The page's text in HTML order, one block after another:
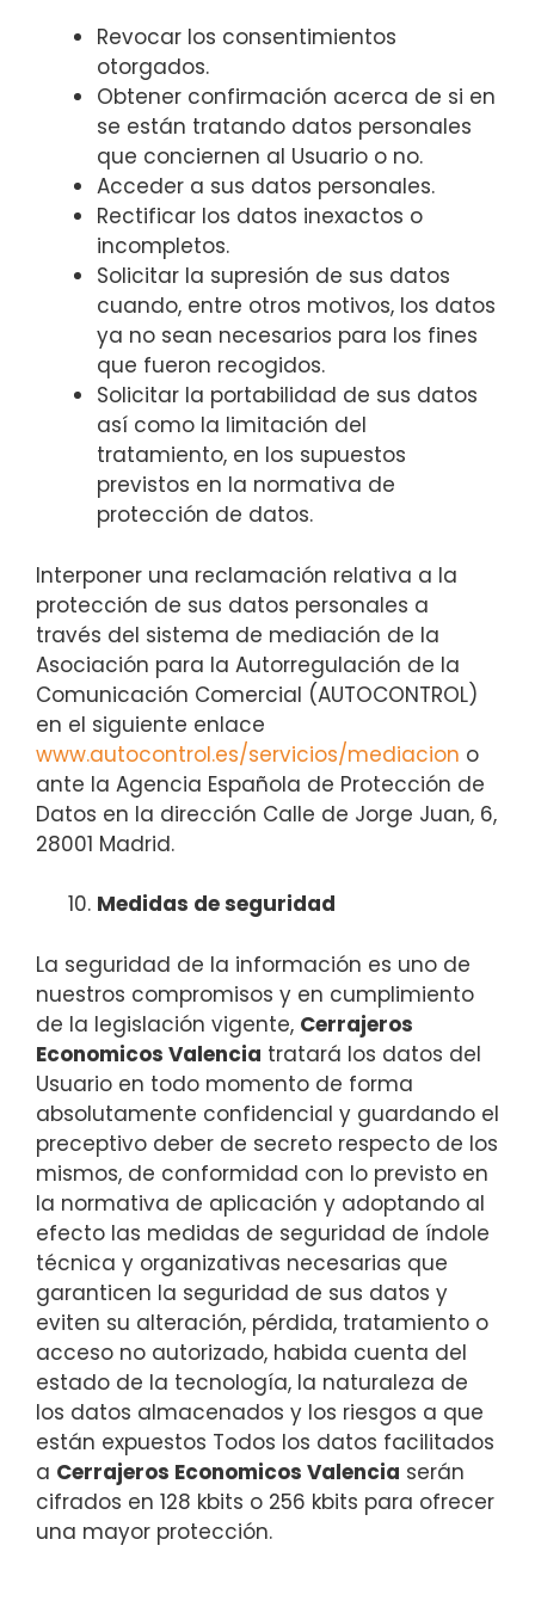
Revocar los consentimientos
otorgados.
Obtener confirmación acerca de si en
se están tratando datos personales
que conciernen al Usuario o no.
Acceder a sus datos personales.
Rectificar los datos inexactos o
incompletos.
Solicitar la supresión de sus datos
cuando, entre otros motivos, los datos
ya no sean necesarios para los fines
que fueron recogidos.
Solicitar la portabilidad de sus datos
así como la limitación del
tratamiento, en los supuestos
previstos en la normativa de
protección de datos.
Interponer una reclamación relativa a la
protección de sus datos personales a
través del sistema de mediación de la
Asociación para la Autorregulación de la
Comunicación Comercial (AUTOCONTROL)
en el siguiente enlace
www.autocontrol.es/servicios/mediacion o
ante la Agencia Española de Protección de
Datos en la dirección Calle de Jorge Juan, 6,
28001 Madrid.
Medidas de seguridad
La seguridad de la información es uno de
nuestros compromisos y en cumplimiento
de la legislación vigente, Cerrajeros
Economicos Valencia tratará los datos del
Usuario en todo momento de forma
absolutamente confidencial y guardando el
preceptivo deber de secreto respecto de los
mismos, de conformidad con lo previsto en
la normativa de aplicación y adoptando al
efecto las medidas de seguridad de índole
técnica y organizativas necesarias que
garanticen la seguridad de sus datos y
eviten su alteración, pérdida, tratamiento o
acceso no autorizado, habida cuenta del
estado de la tecnología, la naturaleza de
los datos almacenados y los riesgos a que
están expuestos Todos los datos facilitados
a Cerrajeros Economicos Valencia serán
cifrados en 128 kbits o 256 kbits para ofrecer
una mayor protección.